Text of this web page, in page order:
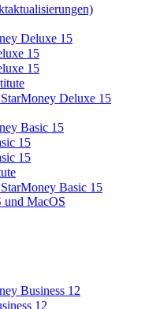
Deluxe 15
15
15
Deluxe 15
Basic 15
15
15
Basic 15
und MacOS
Business 12
12